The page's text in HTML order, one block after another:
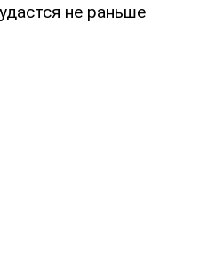
не раньше